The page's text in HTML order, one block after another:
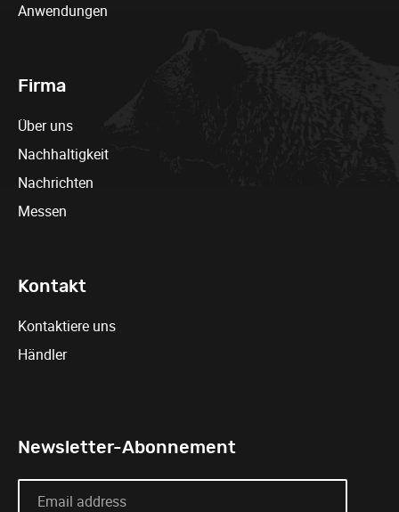
Anwendungen
Firma
Über uns
Nachhaltigkeit
Nachrichten
Messen
Kontakt
Kontaktiere uns
Händler
Newsletter-Abonnement